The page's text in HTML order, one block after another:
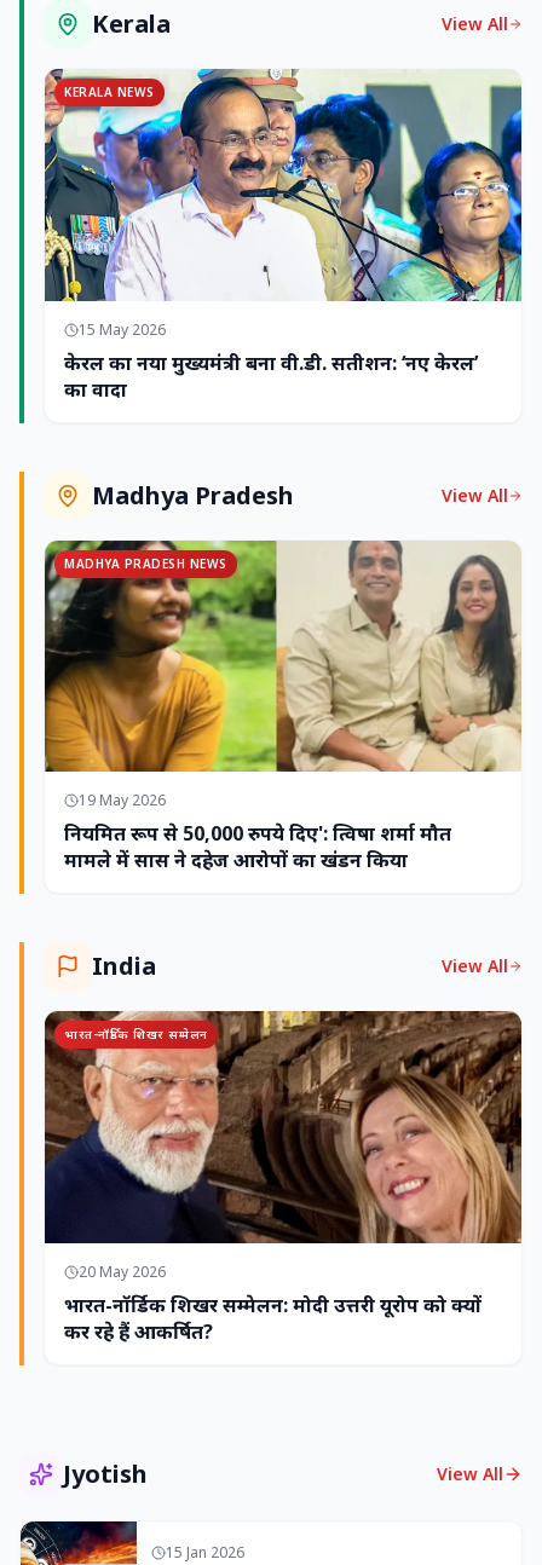
Kerala View All
KERALA NEWS
15 May 2026
केरल का नया मुख्यमंत्री बना वी.डी. सतीशन: ‘नए केरल’
का वादा
Madhya Pradesh View All
MADHYA PRADESH NEWS
19 May 2026
नियमित रूप से 50,000 रुपये दिए': त्विषा शर्मा मौत
मामले में सास ने दहेज आरोपों का खंडन किया
India View All
भारत-नॉर्डिक शिखर सम्मेलन
20 May 2026
भारत-नॉर्डिक शिखर सम्मेलन: मोदी उत्तरी यूरोप को क्यों
कर रहे हैं आकर्षित?
Jyotish View All
15 Jan 2026